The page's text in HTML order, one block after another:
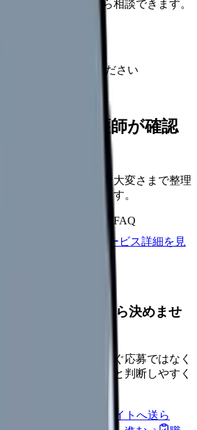
条件を比較してから相談できます。
ール確認
ェックを見る
情報を確認してください
人票を、看護師が確認
せます
教育、職場の正直な大変さまで整理
す求人票へ改善します。
応募前FAQ
積もりを依頼
サービス詳細を見
、条件を比べてから決めませ
強くなった時は、すぐ応募ではなく
・相談先」を分けると判断しやすく
受け取る
外部転職サイトへ送ら